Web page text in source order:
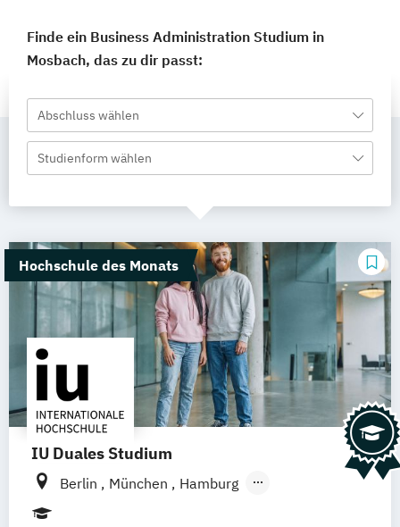
Finde ein Business Administration Studium in
Mosbach, das zu dir passt:
Abschluss wählen
Studienform wählen
Hochschule des Monats
IU Duales Studium
Berlin München
Hamburg